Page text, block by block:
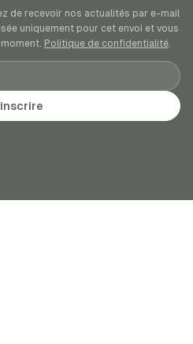
de recevoir nos actualités par e-mail
uniquement pour cet envoi et vous
Politique de confidentialité.